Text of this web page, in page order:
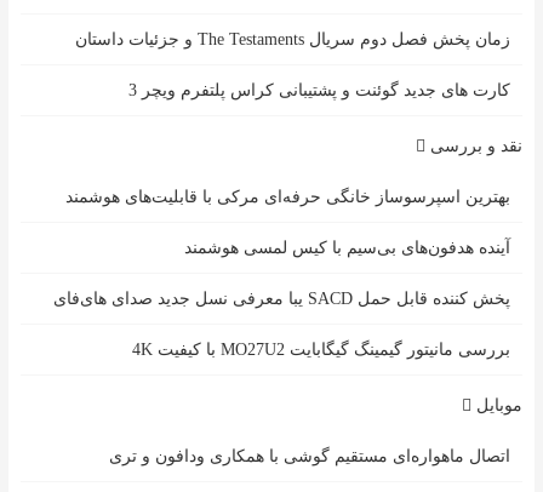
زمان پخش فصل دوم سریال The Testaments و جزئیات داستان
کارت های جدید گوئنت و پشتیبانی کراس پلتفرم ویچر 3
نقد و بررسی
بهترین اسپرسوساز خانگی حرفه‌ای مرکی با قابلیت‌های هوشمند
آینده هدفون‌های بی‌سیم با کیس لمسی هوشمند
پخش کننده قابل حمل SACD یبا معرفی نسل جدید صدای های‌فای
بررسی مانیتور گیمینگ گیگابایت MO27U2 با کیفیت 4K
موبایل
اتصال ماهواره‌ای مستقیم گوشی‌ با همکاری ودافون و تری